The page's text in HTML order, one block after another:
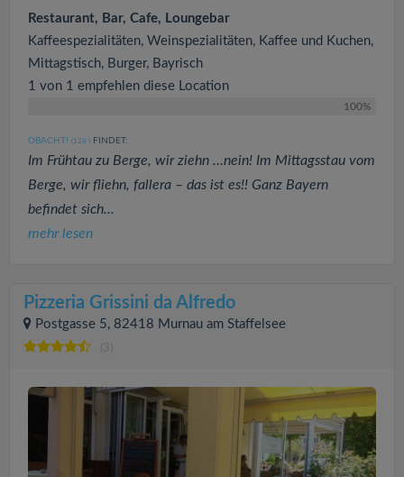
Restaurant, Bar, Cafe, Loungebar
Kaffeespezialitäten, Weinspezialitäten, Kaffee und Kuchen,
Mittagstisch, Burger, Bayrisch
1 von 1 empfehlen diese Location
100%
OBACHT! (128 ) FINDET:
Im Frühtau zu Berge, wir ziehn …nein! Im Mittagsstau vom
Berge, wir fliehn, fallera – das ist es!! Ganz Bayern
befindet sich...
mehr lesen
Pizzeria Grissini da Alfredo
Postgasse 5, 82418 Murnau am Staffelsee
(3)